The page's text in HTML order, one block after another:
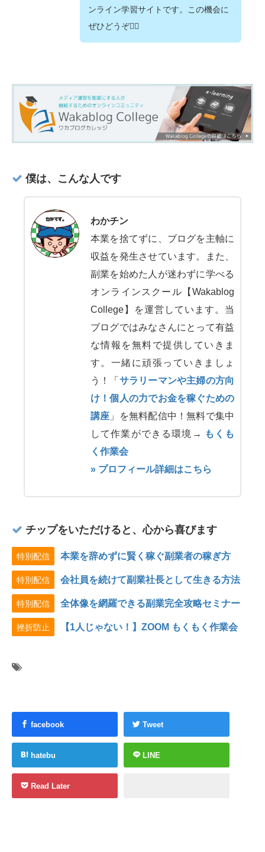
ンライン学習サイトです。この機会に
ぜひどうぞ💁‍♂️
僕は、こんな人です
わかチン
本業を捨てずに、ブログを主軸に
収益を発生させています。また、
副業を始めた人が迷わずに学べる
オンラインスクール【Wakablog
College】を運営しています。当
ブログではみなさんにとって有益
な情報を無料で提供していきま
す。一緒に頑張っていきましょ
う！「 サラリーマンや主婦の方向
け！個人の力でお金を稼ぐための
講座 」を無料配信中！無料で集中
して作業ができる環境→
もくも
く作業会
» プロフィール詳細はこちら
チップをいただけると、心から喜びます
特別配信 本業を辞めずに賢く稼ぐ副業者の稼ぎ方
特別配信 会社員を続けて副業社長として生きる方法
特別配信 全体像を網羅できる副業完全攻略セミナー
挫折防止 【1人じゃない！】ZOOM もくもく作業会
facebook Tweet
hatebu LINE
Read Later